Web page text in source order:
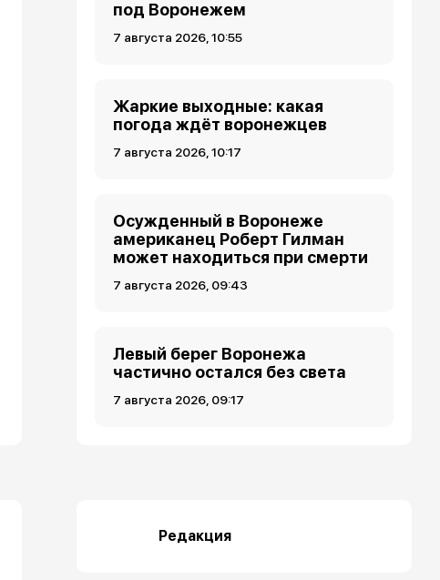
под Воронежем
7 августа 2026, 10:55
Жаркие выходные: какая
погода ждёт воронежцев
7 августа 2026, 10:17
Осужденный в Воронеже
американец Роберт Гилман
может находиться при смерти
7 августа 2026, 09:43
Левый берег Воронежа
частично остался без света
7 августа 2026, 09:17
Редакция